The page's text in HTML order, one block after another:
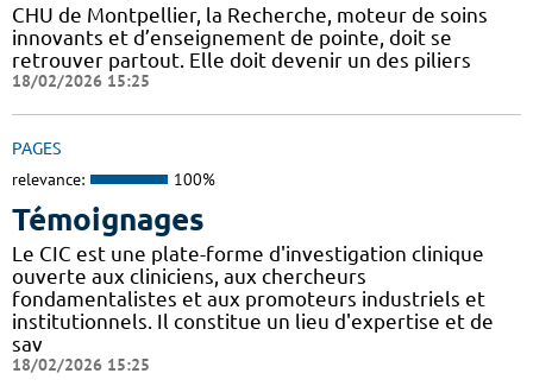
CHU de Montpellier, la Recherche, moteur de soins
innovants et d’enseignement de pointe, doit se
retrouver partout. Elle doit devenir un des piliers
18/02/2026 15:25
PAGES
relevance: 100%
Témoignages
Le CIC est une plate-forme d'investigation clinique
ouverte aux cliniciens, aux chercheurs
fondamentalistes et aux promoteurs industriels et
institutionnels. Il constitue un lieu d'expertise et de
sav
18/02/2026 15:25